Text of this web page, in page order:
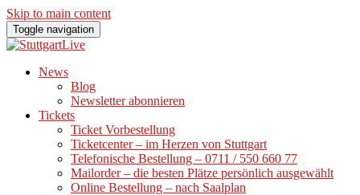
Skip to main content
Toggle navigation
News
Blog
Newsletter abonnieren
Tickets
Ticket Vorbestellung
Ticketcenter – im Herzen von Stuttgart
Telefonische Bestellung – 0711 / 550 660 77
Mailorder – die besten Plätze persönlich ausgewählt
Online Bestellung – nach Saalplan